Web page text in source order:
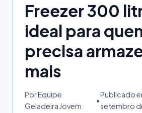
Freezer 300
ideal para
precisa
mais
Por Equipe
Geladeira Jovem
•
Publicado
setembro